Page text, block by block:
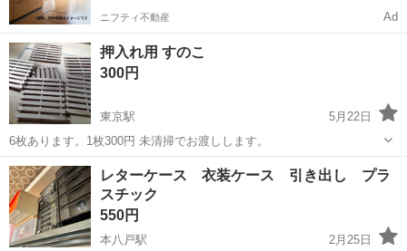
ニフティ不動産 Ad
押入れ用 すのこ
300円
東京駅
5月22日
6枚あります。1枚300円 未清掃でお渡しします。
青森 八戸市 東京駅 収納家具
レターケース 衣装ケース 引き出し プラ
スチック
550円
本八戸駅
2月25日